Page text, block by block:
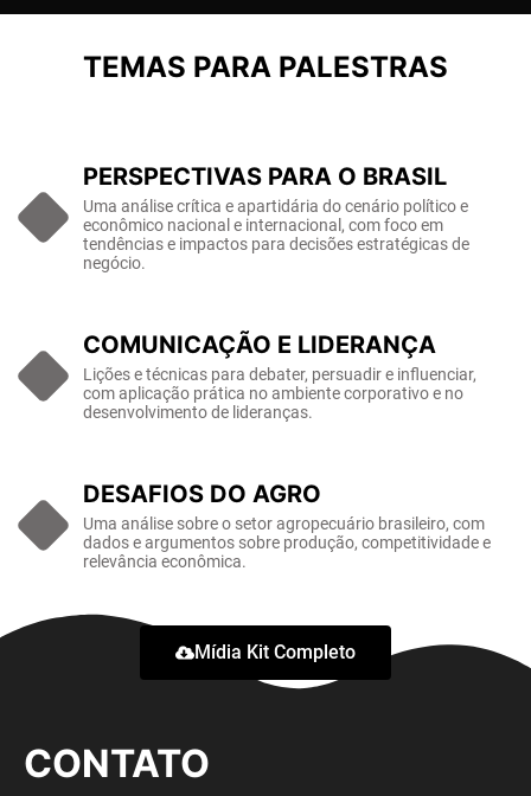
TEMAS PARA PALESTRAS
PERSPECTIVAS PARA O BRASIL
Uma análise crítica e apartidária do cenário político e
econômico nacional e internacional, com foco em
tendências e impactos para decisões estratégicas de
negócio.
COMUNICAÇÃO E LIDERANÇA
Lições e técnicas para debater, persuadir e influenciar,
com aplicação prática no ambiente corporativo e no
desenvolvimento de lideranças.
DESAFIOS DO AGRO
Uma análise sobre o setor agropecuário brasileiro, com
dados e argumentos sobre produção, competitividade e
relevância econômica.
Mídia Kit Completo
CONTATO